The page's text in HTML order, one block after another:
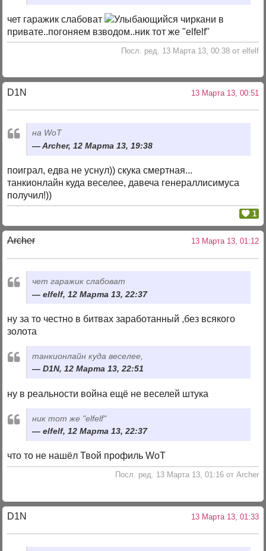
чет гаражик слабоват
чиркани в
привате..погоняем взводом..ник тот же "elfelf"
Посл. ред. 13 Марта 13, 00:38 от elfelf
D1N 13 Марта 13, 00:51
на WoT
Archer, 12 Марта 13, 19:38
поиграл, едва не уснул)) скука смертная...
танкионлайн куда веселее, давеча генераллисимуса
получил!))
1
Archer 13 Марта 13, 01:12
чет гаражик слабоват
elfelf, 12 Марта 13, 22:37
ну за то честно в битвах заработанный ,без всякого
золота
танкионлайн куда веселее,
D1N, 12 Марта 13, 22:51
ну в реальности война ещё не веселей штука
ник тот же "elfelf"
elfelf, 12 Марта 13, 22:37
что то не нашёл Твой профиль WoT
Посл. ред. 13 Марта 13, 01:16 от Archer
D1N 13 Марта 13, 01:33